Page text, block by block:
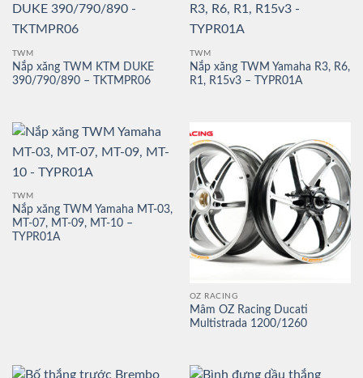
TWM
Nắp xăng TWM KTM DUKE
390/790/890 – TKTMPR06
TWM
Nắp xăng TWM Yamaha R3, R6,
R1, R15v3 – TYPR01A
TWM
Nắp xăng TWM Yamaha MT-03,
MT-07, MT-09, MT-10 –
TYPR01A
OZ RACING
Mâm OZ Racing Ducati
Multistrada 1200/1260